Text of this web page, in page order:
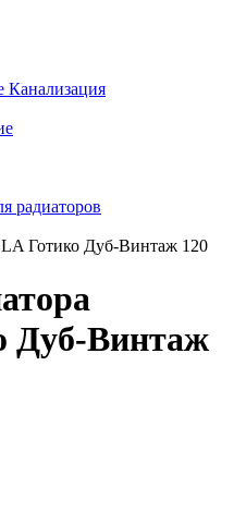
Канализация
радиаторов
Готико Дуб-Винтаж 120
Дуб-Винтаж